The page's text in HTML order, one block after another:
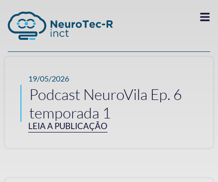
19/05/2026
Podcast NeuroVila Ep. 6
temporada 1
LEIA A PUBLICAÇÃO